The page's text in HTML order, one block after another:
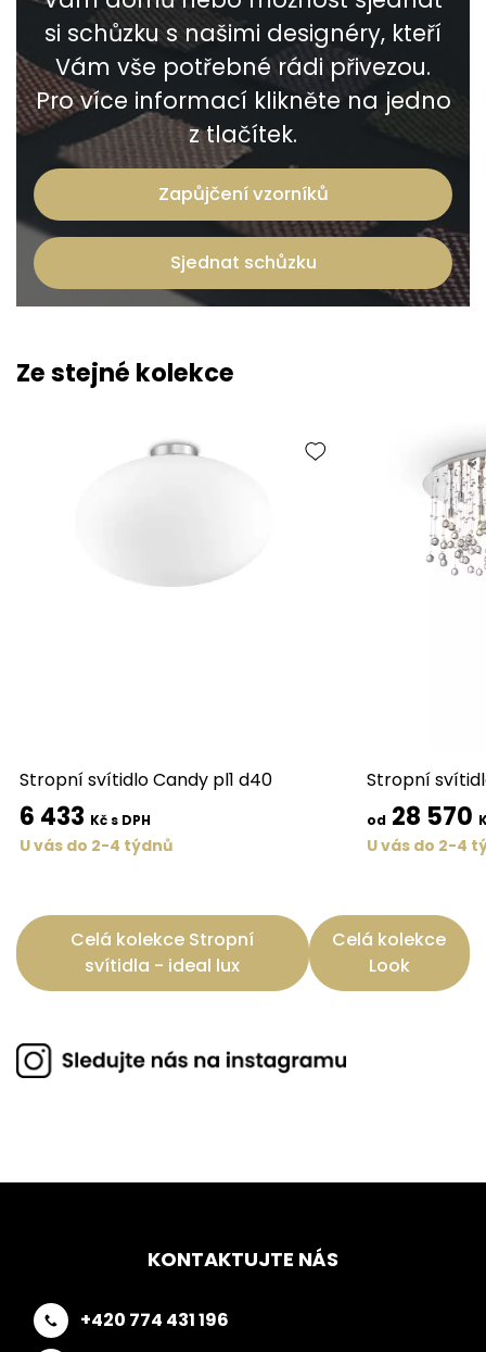
si schůzku s našimi designéry, kteří
Vám vše potřebné rádi přivezou.
Pro více informací klikněte na jedno
z tlačítek.
Zapůjčení vzorníků
Sjednat schůzku
Ze stejné kolekce
Stropní svítidlo Candy pl1 d40
6 433 Kč s DPH
U vás do 2-4 týdnů
Stropní
od 28 570
U vás do 2-4
Celá kolekce Stropní
svítidla - ideal lux
Celá kolekce
Look
KONTAKTUJTE NÁS
+420 774 431 196